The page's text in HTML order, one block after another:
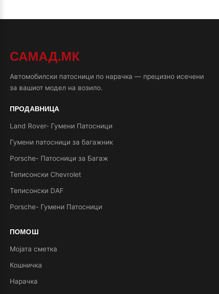
САМАД.МК
Автомобилски патосници по нарачка — прецизно исечени
за вашиот модел на возило.
ПРОДАВНИЦА
Land Rover- Гумени Патосници
Гумени патосници за багажник
Porsche- Патосници за Багаж
Теписонски Chevrolet
Теписонски DAF
Porsche- Гумени Патосници
ПОМОШ
Мојата сметка
Кошничка
Нарачка